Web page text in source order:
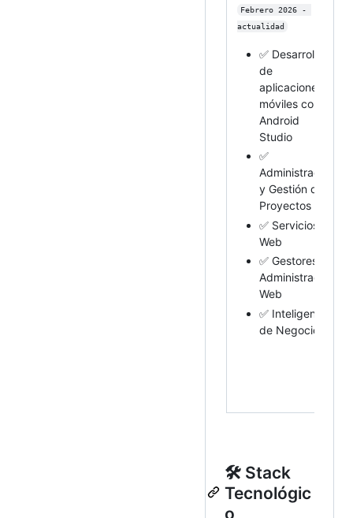
Febrero 2026 -
actualidad
✅ Desarrollo
de
aplicaciones
móviles con
Android
Studio
✅
Administración
y Gestión de
Proyectos
✅ Servicios
Web
✅ Gestores de
Administración
Web
✅ Inteligencia
de Negocios
🛠️ Stack
Tecnológic
o